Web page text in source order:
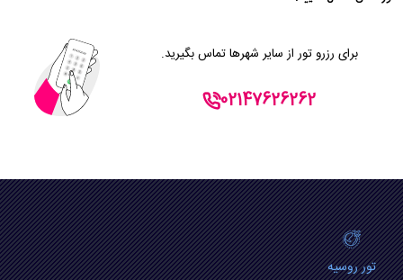
برای رزرو تور از سایر شهرها تماس بگیرید.
02147626262
تور روسیه